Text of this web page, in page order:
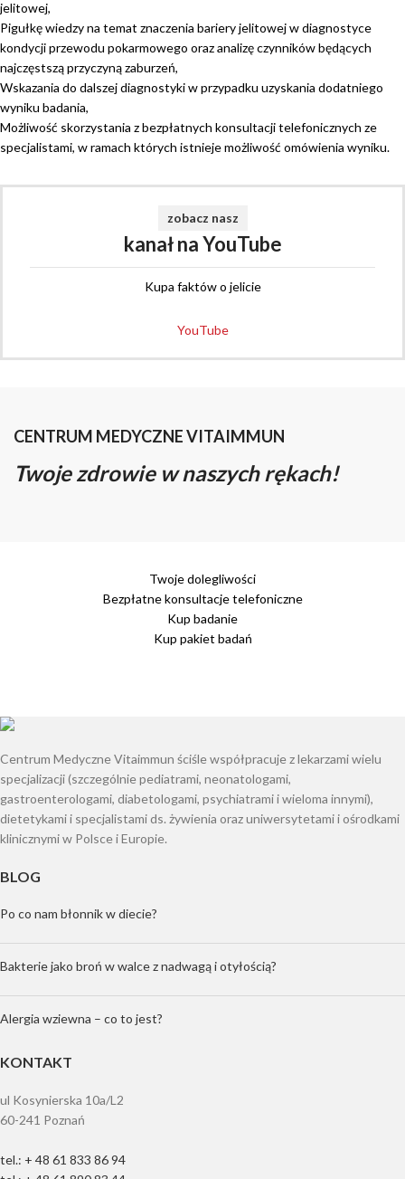
jelitowej,
Pigułkę wiedzy na temat znaczenia bariery jelitowej w diagnostyce
kondycji przewodu pokarmowego oraz analizę czynników będących
najczęstszą przyczyną zaburzeń,
Wskazania do dalszej diagnostyki w przypadku uzyskania dodatniego
wyniku badania,
Możliwość skorzystania z bezpłatnych konsultacji telefonicznych ze
specjalistami, w ramach których istnieje możliwość omówienia wyniku.
zobacz nasz
kanał na YouTube
Kupa faktów o jelicie
YouTube
CENTRUM MEDYCZNE VITAIMMUN
Twoje zdrowie w naszych rękach!
Twoje dolegliwości
Bezpłatne konsultacje telefoniczne
Kup badanie
Kup pakiet badań
Centrum Medyczne Vitaimmun ściśle współpracuje z lekarzami wielu
specjalizacji (szczególnie pediatrami, neonatologami,
gastroenterologami, diabetologami, psychiatrami i wieloma innymi),
dietetykami i specjalistami ds. żywienia oraz uniwersytetami i ośrodkami
klinicznymi w Polsce i Europie.
BLOG
Po co nam błonnik w diecie?
Bakterie jako broń w walce z nadwagą i otyłością?
Alergia wziewna – co to jest?
KONTAKT
ul Kosynierska 10a/L2
60-241 Poznań
tel.: + 48 61 833 86 94